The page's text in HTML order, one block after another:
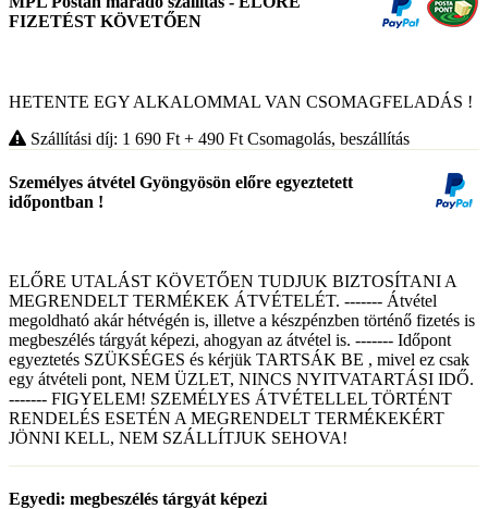
FIZETÉST KÖVETŐEN
HETENTE EGY ALKALOMMAL VAN CSOMAGFELADÁS !
Szállítási díj: 1 690 Ft + 490 Ft Csomagolás, beszállítás
Személyes átvétel Gyöngyösön előre egyeztetett
időpontban !
ELŐRE UTALÁST KÖVETŐEN TUDJUK BIZTOSÍTANI A
MEGRENDELT TERMÉKEK ÁTVÉTELÉT. ------- Átvétel
megoldható akár hétvégén is, illetve a készpénzben történő fizetés is
megbeszélés tárgyát képezi, ahogyan az átvétel is. ------- Időpont
egyeztetés SZÜKSÉGES és kérjük TARTSÁK BE , mivel ez csak
egy átvételi pont, NEM ÜZLET, NINCS NYITVATARTÁSI IDŐ.
------- FIGYELEM! SZEMÉLYES ÁTVÉTELLEL TÖRTÉNT
RENDELÉS ESETÉN A MEGRENDELT TERMÉKEKÉRT
JÖNNI KELL, NEM SZÁLLÍTJUK SEHOVA!
Egyedi: megbeszélés tárgyát képezi